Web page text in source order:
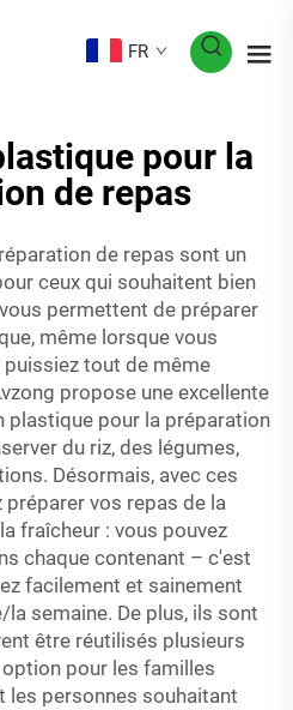
FR
pour la
de repas
de repas sont un
ceux qui souhaitent bien
permettent de préparer
même lorsque vous
tout de même
propose une excellente
plastique pour la préparation
du riz, des légumes,
Désormais, avec ces
vos repas de la
fraîcheur : vous pouvez
chaque contenant – c'est
facilement et sainement
semaine. De plus, ils sont
être réutilisés plusieurs
option pour les familles
les personnes souhaitant